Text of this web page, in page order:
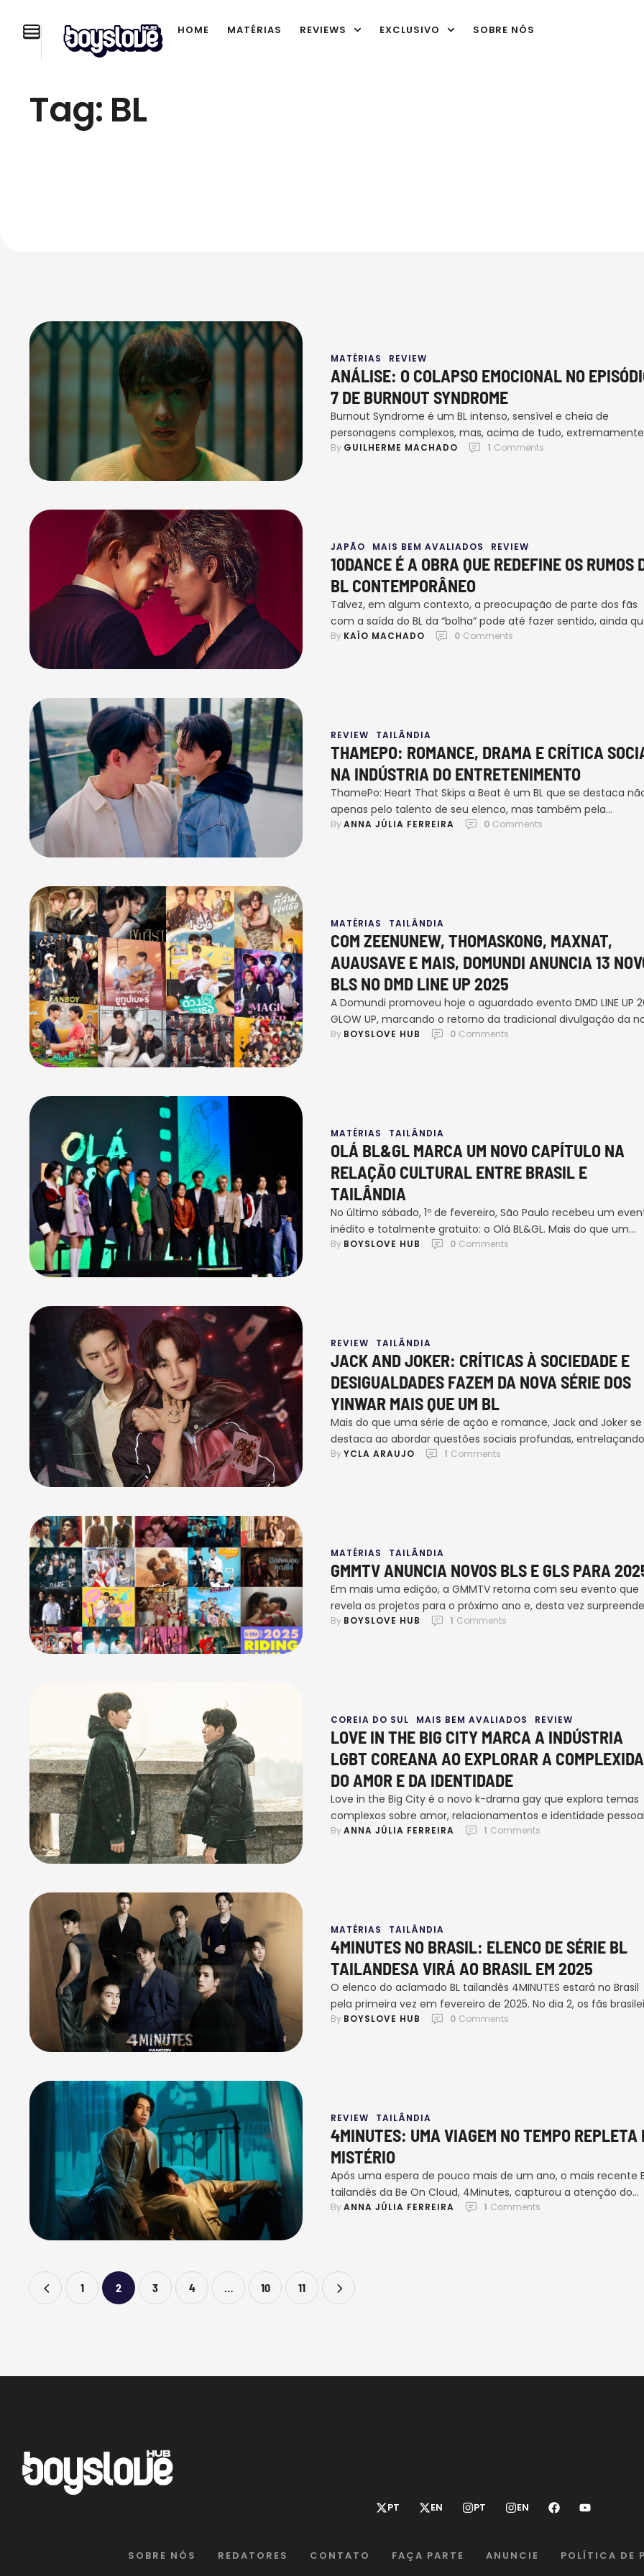
HOME MATÉRIAS REVIEWS EXCLUSIVO
SOBRE NÓS
Tag: BL
MATÉRIAS REVIEW
ANÁLISE: O COLAPSO EMOCIONAL NO
7 DE BURNOUT SYNDROME​
Burnout Syndrome é um BL intenso, sensível e cheia de
personagens complexos, mas, acima de tudo, extremamente
humanos. Já estamos no episódio 7 e a sensação é de que a
By GUILHERME MACHADO 1 Comments
JAPÃO MAIS BEM AVALIADOS REVIEW
10DANCE É A OBRA QUE REDEFINE OS RUMOS
BL CONTEMPORÂNEO
Talvez, em algum contexto, a preocupação de parte dos fãs
com a saída do BL da “bolha” pode até fazer sentido, ainda
essa bolha já não possa ser considerada pequena há bastante
By KAÍO MACHADO 0 Comments
REVIEW TAILÂNDIA
THAMEPO: ROMANCE, DRAMA E CRÍTICA
NA INDÚSTRIA DO ENTRETENIMENTO
ThamePo: Heart That Skips a Beat é um BL que se destaca
apenas pelo talento de seu elenco, mas também pela
abordagem sensível e envolvente de temas complexos,
By ANNA JÚLIA FERREIRA 0 Comments
MATÉRIAS TAILÂNDIA
COM ZEENUNEW, THOMASKONG, MAXNAT,
AUAUSAVE E MAIS, DOMUNDI ANUNCIA 13
BLS NO DMD LINE UP 2025
A Domundi promoveu hoje o aguardado evento DMD LINE UP
GLOW UP, marcando o retorno da tradicional divulgação da
grade de produções após a última transmissão, que ocorreu
By BOYSLOVE HUB 0 Comments
MATÉRIAS TAILÂNDIA
OLÁ BL&GL MARCA UM NOVO CAPÍTULO NA
RELAÇÃO CULTURAL ENTRE BRASIL E
TAILÂNDIA
No último sábado, 1º de fevereiro, São Paulo recebeu um
inédito e totalmente gratuito: o Olá BL&GL. Mais do que um
festival de entretenimento, a iniciativa representou um marco
By BOYSLOVE HUB 0 Comments
REVIEW TAILÂNDIA
JACK AND JOKER: CRÍTICAS À SOCIEDADE E
DESIGUALDADES FAZEM DA NOVA SÉRIE DOS
YINWAR MAIS QUE UM BL
Mais do que uma série de ação e romance, Jack and Joker se
destaca ao abordar questões sociais profundas, entrelaçando
crítica e entretenimento num mesmo drama. O novo BL, que
By YCLA ARAUJO 1 Comments
MATÉRIAS TAILÂNDIA
GMMTV ANUNCIA NOVOS BLS E GLS PARA
Em mais uma edição, a GMMTV retorna com seu evento que
revela os projetos para o próximo ano e, desta vez
os fãs e a indústria de entretenimento com o GMMTV 2025
By BOYSLOVE HUB 1 Comments
COREIA DO SUL MAIS BEM AVALIADOS REVIEW
LOVE IN THE BIG CITY MARCA A INDÚSTRIA
LGBT COREANA AO EXPLORAR A
DO AMOR E DA IDENTIDADE
Love in the Big City é o novo k-drama gay que explora temas
complexos sobre amor, relacionamentos e identidade
com foco específico na comunidade LGBTQIA+. Com
By ANNA JÚLIA FERREIRA 1 Comments
MATÉRIAS TAILÂNDIA
4MINUTES NO BRASIL: ELENCO DE SÉRIE BL
TAILANDESA VIRÁ AO BRASIL EM 2025
O elenco do aclamado BL tailandês 4MINUTES estará no Brasil
pela primeira vez em fevereiro de 2025. No dia 2, os fãs
poderão conferir de perto a turnê mundial Truth Behind The
By BOYSLOVE HUB 0 Comments
REVIEW TAILÂNDIA
4MINUTES: UMA VIAGEM NO TEMPO REPLETA
MISTÉRIO
Após uma espera de pouco mais de um ano, o mais recente
tailandês da Be On Cloud, 4Minutes, capturou a atenção do
público desde seu anúncio em 2023, e finalmente teve seu
By ANNA JÚLIA FERREIRA 1 Comments
1 2 3 4 … 10 11
SOBRE NÓS REDATORES CONTATO FAÇA PARTE ANUNCIE POLÍTICA DE